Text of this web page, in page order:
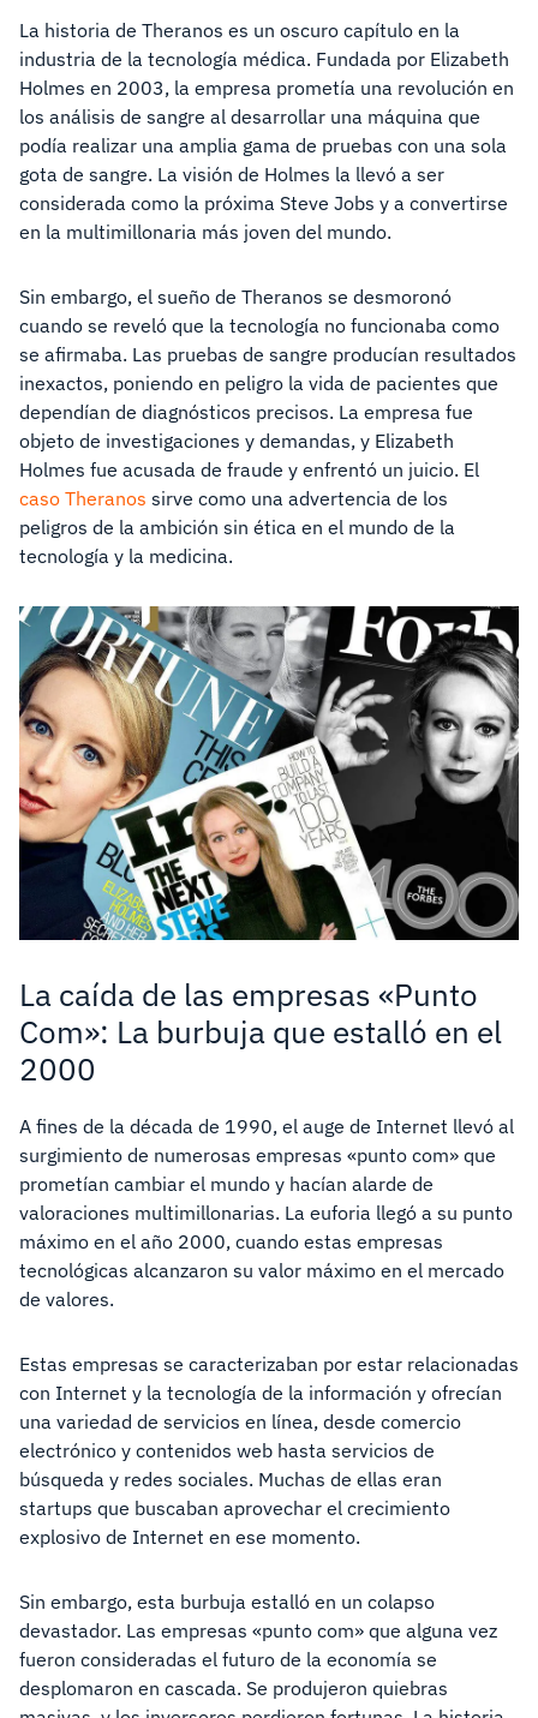
La historia de Theranos es un oscuro capítulo en la
industria de la tecnología médica. Fundada por Elizabeth
Holmes en 2003, la empresa prometía una revolución en
los análisis de sangre al desarrollar una máquina que
podía realizar una amplia gama de pruebas con una sola
gota de sangre. La visión de Holmes la llevó a ser
considerada como la próxima Steve Jobs y a convertirse
en la multimillonaria más joven del mundo.
Sin embargo, el sueño de Theranos se desmoronó
cuando se reveló que la tecnología no funcionaba como
se afirmaba. Las pruebas de sangre producían resultados
inexactos, poniendo en peligro la vida de pacientes que
dependían de diagnósticos precisos. La empresa fue
objeto de investigaciones y demandas, y Elizabeth
Holmes fue acusada de fraude y enfrentó un juicio. El
caso Theranos sirve como una advertencia de los
peligros de la ambición sin ética en el mundo de la
tecnología y la medicina.
La caída de las empresas «Punto
Com»: La burbuja que estalló en el
2000
A fines de la década de 1990, el auge de Internet llevó al
surgimiento de numerosas empresas «punto com» que
prometían cambiar el mundo y hacían alarde de
valoraciones multimillonarias. La euforia llegó a su punto
máximo en el año 2000, cuando estas empresas
tecnológicas alcanzaron su valor máximo en el mercado
de valores.
Estas empresas se caracterizaban por estar relacionadas
con Internet y la tecnología de la información y ofrecían
una variedad de servicios en línea, desde comercio
electrónico y contenidos web hasta servicios de
búsqueda y redes sociales. Muchas de ellas eran
startups que buscaban aprovechar el crecimiento
explosivo de Internet en ese momento.
Sin embargo, esta burbuja estalló en un colapso
devastador. Las empresas «punto com» que alguna vez
fueron consideradas el futuro de la economía se
desplomaron en cascada. Se produjeron quiebras